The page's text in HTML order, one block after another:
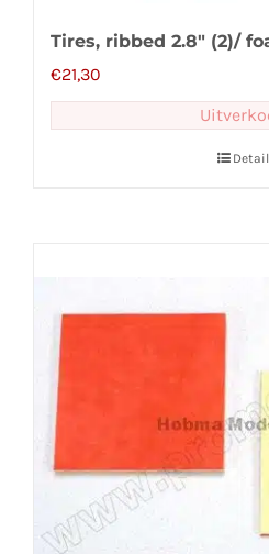
Tires, ribbed 2.8″ (2)/
€21,30